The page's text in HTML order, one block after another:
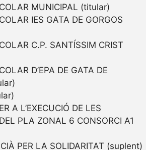
MUNICIPAL (titular)
IES GATA DE GORGOS
C.P. SANTÍSSIM CRIST
D’EPA DE GATA DE
A L’EXECUCIÓ DE LES
PLA ZONAL 6 CONSORCI A1
PER LA SOLIDARITAT (suplent)